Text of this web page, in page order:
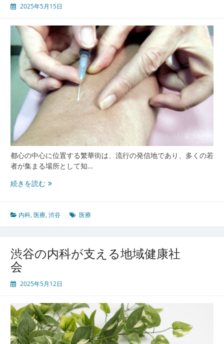
2025年5月15日
都心の中心に位置する繁華街は、流行の発信地であり、多くの若
者が集まる場所として知…
続きを読む渋
見
つ
医
健
の
未
来
内科,医療,渋谷 医療
渋谷の内科が支える地域健康社
会
2025年5月12日